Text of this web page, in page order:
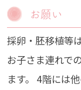
お願い
採卵・胚移植等
お子さま連れで
ます。 ​4階には